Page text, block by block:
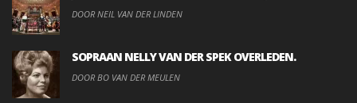
DOOR NEIL VAN DER LINDEN
SOPRAAN NELLY VAN DER SPEK OVERLEDEN.
DOOR BO VAN DER MEULEN